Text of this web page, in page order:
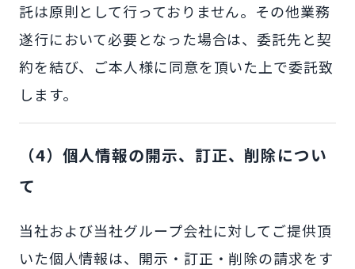
託は原則として行っておりません。その他業務
遂行において必要となった場合は、委託先と契
約を結び、ご本人様に同意を頂いた上で委託致
します。
（4）個人情報の開示、訂正、削除につい
て
当社および当社グループ会社に対してご提供頂
いた個人情報は、開示・訂正・削除の請求をす